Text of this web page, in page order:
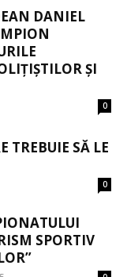
DANIEL
ȘI
0
TREBUIE SĂ LE
0
SPORTIV